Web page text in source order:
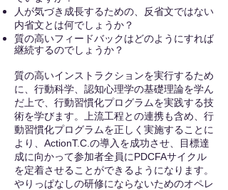
人が気づき成長するための、反省文ではない
内省文とは何でしょうか？
質の高いフィードバックはどのようにすれば
継続するのでしょうか？
質の高いインストラクションを実行するため
に、行動科学、認知心理学の基礎理論を学ん
だ上で、行動習慣化プログラムを実践する技
術を学びます。上流工程との連携も含め、行
動習慣化プログラムを正しく実施することに
より、ActionT.C.の導入を成功させ、目標達
成に向かって参加者全員にPDCFAサイクル
を定着させることができるようになります。
やりっぱなしの研修にならないためのオペレ